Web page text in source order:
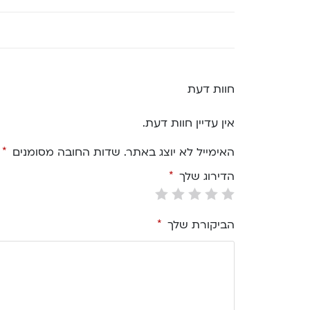
חוות דעת
אין עדיין חוות דעת.
האימייל לא יוצג באתר. שדות החובה מסומנים *
הדירוג שלך *
הביקורת שלך *